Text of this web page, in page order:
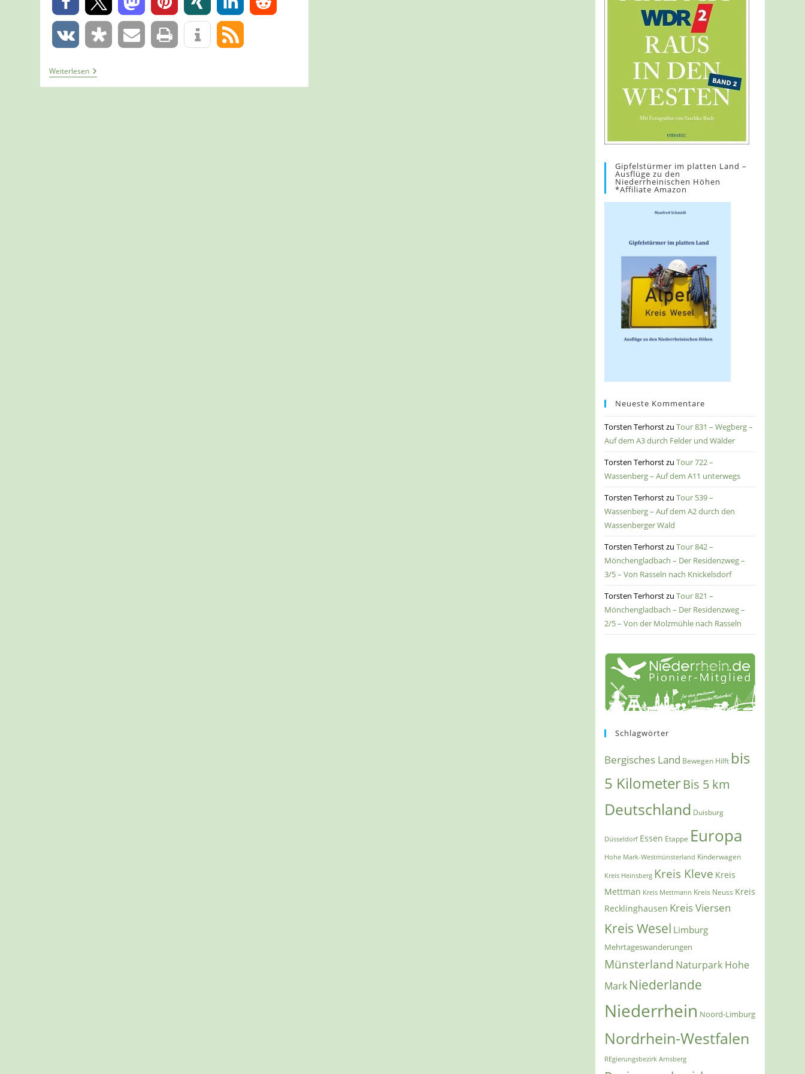
0
WeiterlesenTour
1150
–
Gipfelstürmer im platten Land –
Ausflüge zu den
Niederrheinischen Höhen
*Affiliate Amazon
Neueste Kommentare
Torsten TerhorstzuTour 831 – Wegberg –
Auf dem A3 durch Felder und Wälder
Torsten TerhorstzuTour 722 –
Wassenberg – Auf dem A11 unterwegs
Torsten TerhorstzuTour 539 –
Wassenberg – Auf dem A2 durch den
Wassenberger Wald
Torsten TerhorstzuTour 842 –
Mönchengladbach – Der Residenzweg –
3/5 – Von Rasseln nach Knickelsdorf
Torsten TerhorstzuTour 821 –
Mönchengladbach – Der Residenzweg –
2/5 – Von der Molzmühle nach Rasseln
Schlagwörter
Bergisches Land Bewegen Hilft bis
5 KilometerBis 5 km
Deutschland Duisburg
Düsseldorf Essen Etappe Europa
Hohe Mark-Westmünsterland Kinderwagen
Kreis Heinsberg Kreis Kleve Kreis
Mettman Kreis Mettmann Kreis Neuss Kreis
Recklinghausen Kreis Viersen
Kreis Wesel Limburg
Mehrtageswanderungen
Münsterland Naturpark Hohe
Mark Niederlande
Niederrhein Noord-Limburg
Nordrhein-Westfalen
REgierungsbezirk Arnsberg